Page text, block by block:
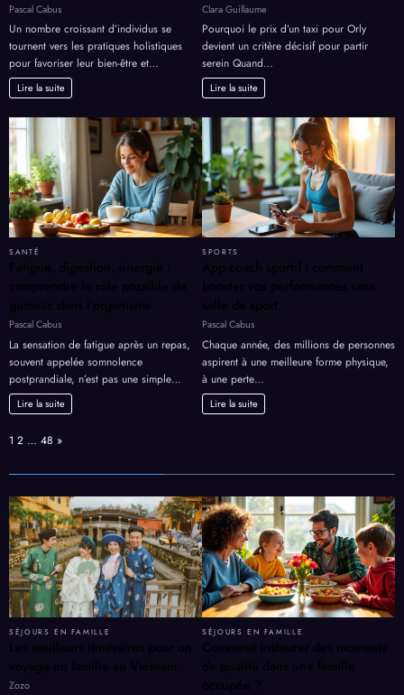
Pascal Cabus
Un nombre croissant d’individus se
tournent vers les pratiques holistiques
pour favoriser leur bien-être et…
Lire la suite
Clara Guillaume
Pourquoi le prix d’un taxi pour Orly
devient un critère décisif pour partir
serein Quand…
Lire la suite
SANTÉ
Fatigue, digestion, énergie :
comprendre le rôle possible de
gummiz dans l’organisme
Pascal Cabus
La sensation de fatigue après un repas,
souvent appelée somnolence
postprandiale, n’est pas une simple…
Lire la suite
SPORTS
App coach sportif : comment
booster vos performances sans
salle de sport
Pascal Cabus
Chaque année, des millions de personnes
aspirent à une meilleure forme physique,
à une perte…
Lire la suite
Page:
1 2 … 48 Next
»
SÉJOURS EN FAMILLE
Les meilleurs itinéraires pour un
voyage en famille au Vietnam
Zozo
SÉJOURS EN FAMILLE
Comment instaurer des moments
de qualité dans une famille
occupée ?